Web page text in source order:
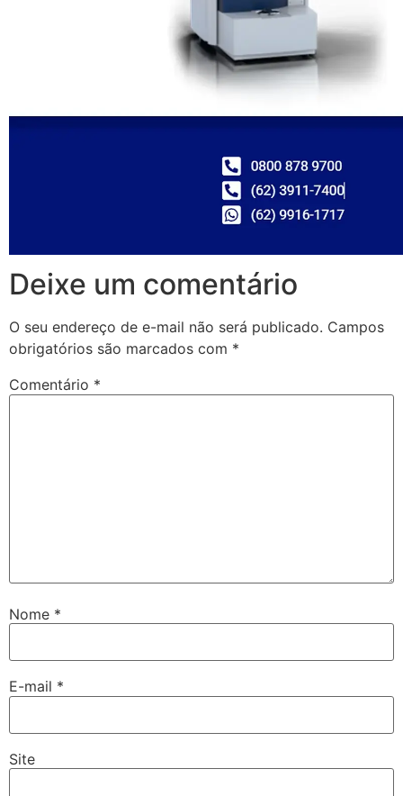
Deixe um comentário
O seu endereço de e-mail não será publicado. Campos
obrigatórios são marcados com *
Comentário *
Nome *
E-mail *
Site